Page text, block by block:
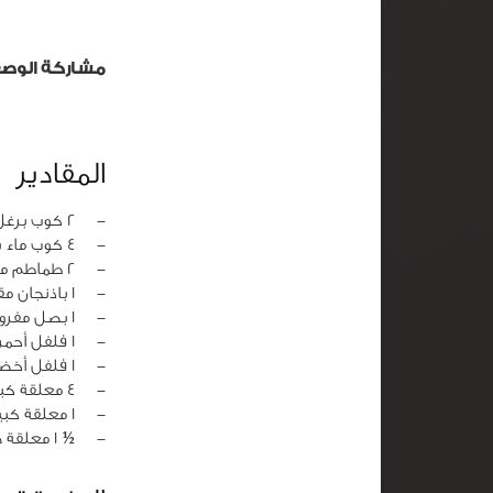
مشاركة
المقادير
‏-
2 كوب برغل
‏-
4 كوب ماء ساخن
‏-
2 طماطم مفرومة
‏-
1 باذنجان مقطع
‏-
1 بصل مفروم
‏-
1 فلفل أحمر مقطع
‏-
1 فلفل أخضر مقطع
‏-
4 معلقة كبيرة زيت نباتي
‏-
1 معلقة كبيرة صلصة طماطم
‏-
½ 1 معلقة صغيرة ملح